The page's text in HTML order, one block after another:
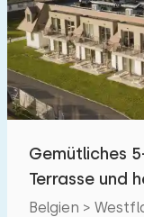
Gemütliches
Terrasse und
nahe
Belgien >